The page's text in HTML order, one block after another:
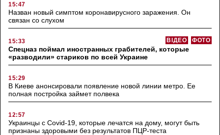
15:47
Назван новый симптом коронавирусного заражения. Он
связан со слухом
15:33 ФОТО
ВІДЕО
Спецназ поймал иностранных грабителей, которые
«разводили» стариков по всей Украине
15:29
В Киеве анонсировали появление новой линии метро. Ее
полная постройка займет полвека
12:57
Украинцы с Covid-19, которые лечатся на дому, могут быть
признаны здоровыми без результатов ПЦР-теста